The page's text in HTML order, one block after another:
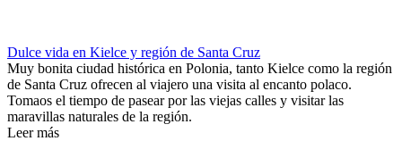
Dulce vida en Kielce y región de Santa Cruz
Muy bonita ciudad histórica en Polonia, tanto Kielce como la región
de Santa Cruz ofrecen al viajero una visita al encanto polaco.
Tomaos el tiempo de pasear por las viejas calles y visitar las
maravillas naturales de la región.
Leer más